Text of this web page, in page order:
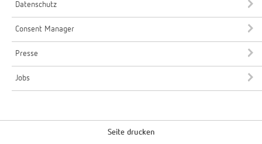
Datenschutz
Consent Manager
Presse
Jobs
Seite drucken